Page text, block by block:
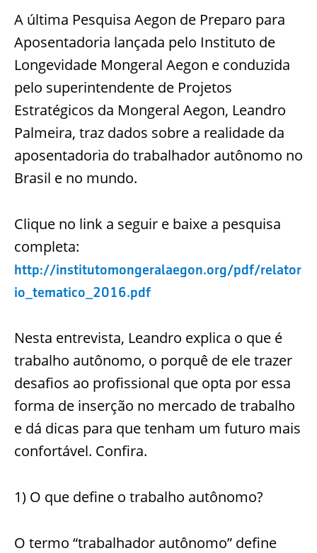
A última Pesquisa Aegon de Preparo para
Aposentadoria lançada pelo Instituto de
Longevidade Mongeral Aegon e conduzida
pelo superintendente de Projetos
Estratégicos da Mongeral Aegon, Leandro
Palmeira, traz dados sobre a realidade da
aposentadoria do trabalhador autônomo no
Brasil e no mundo.
Clique no link a seguir e baixe a pesquisa
completa:
http://institutomongeralaegon.org/pdf/relator
io_tematico_2016.pdf
Nesta entrevista, Leandro explica o que é
trabalho autônomo, o porquê de ele trazer
desafios ao profissional que opta por essa
forma de inserção no mercado de trabalho
e dá dicas para que tenham um futuro mais
confortável. Confira.
1) O que define o trabalho autônomo?
O termo “trabalhador autônomo” define